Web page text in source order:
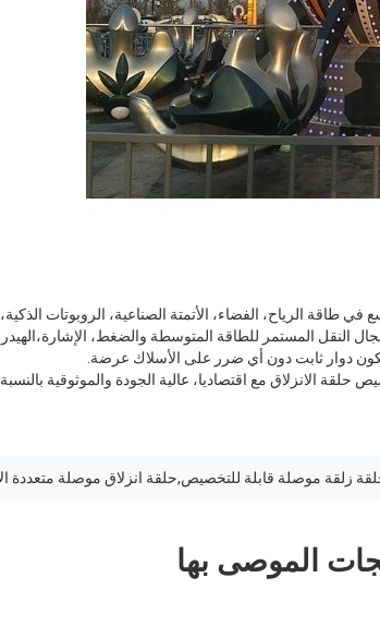
الرياح، الفضاء، الأتمتة الصناعية، الروبوتات
دوار ثابت دون أي ضرر على الأسلاك عرضة.
الانزلاق مع اقتصاديا، عالية الجودة والموثوقية
زلقة موصلة قابلة للتخصيص,حلقة انزلاق موصلة متعددة
الموصى بها